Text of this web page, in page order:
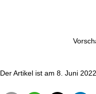
Der Artikel ist am 8. Juni